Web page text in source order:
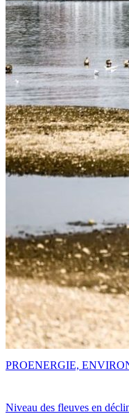
Niveau des fleuves en
PROENERGIE,